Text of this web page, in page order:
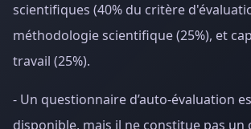
scientifiques (40% du critère
méthodologie scientifique (25%), et
travail (25%).
- Un questionnaire d’auto-évaluation
disponible, mais il ne constitue pas un